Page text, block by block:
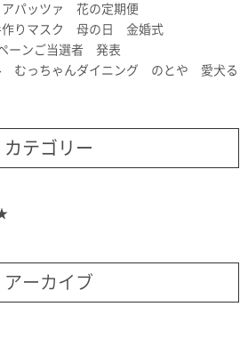
パッツァ 花の定期便
りマスク 母の日 金婚式
ペーンご当選者 発表
むっちゃんダイニング のとや 愛犬る
カテゴリー
アーカイブ